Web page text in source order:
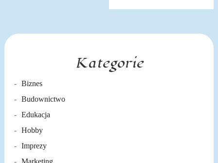
Kategorie
Biznes
Budownictwo
Edukacja
Hobby
Imprezy